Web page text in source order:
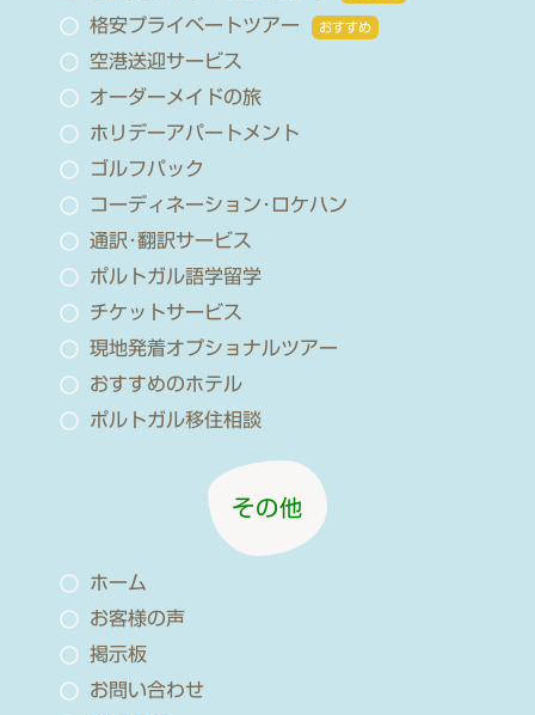
格安プライベートツアー おすすめ
空港送迎サービス
オーダーメイドの旅
ホリデーアパートメント
ゴルフパック
コーディネーション･ロケハン
通訳･翻訳サービス
ポルトガル語学留学
チケットサービス
現地発着オプショナルツアー
おすすめのホテル
ポルトガル移住相談
その他
ホーム
お客様の声
掲示板
お問い合わせ